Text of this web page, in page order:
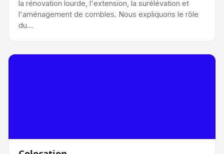
la rénovation lourde, l'extension, la surélévation et
l'aménagement de combles. Nous expliquons le rôle
du…